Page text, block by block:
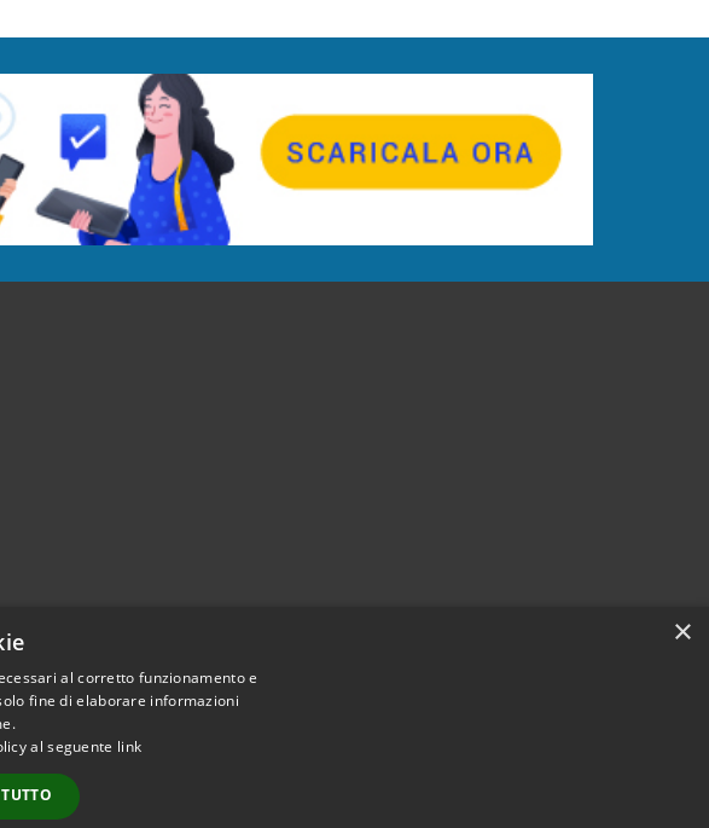
×
al corretto funzionamento e
fine di elaborare informazioni
al seguente link